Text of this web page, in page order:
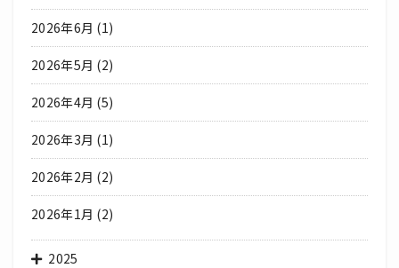
2026年6月 (1)
2026年5月 (2)
2026年4月 (5)
2026年3月 (1)
2026年2月 (2)
2026年1月 (2)
2025